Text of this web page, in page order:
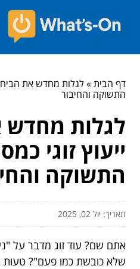
דף הבית»לגלות מחדש את
התשוקה והחיבור
לגלות מחדש
ייעוץ זוגי
התשוקה
תאריך: יול 02, 2025
אתם שם? עוד זוג מדבר על
שלא כובשת כמו פעם"? טעות